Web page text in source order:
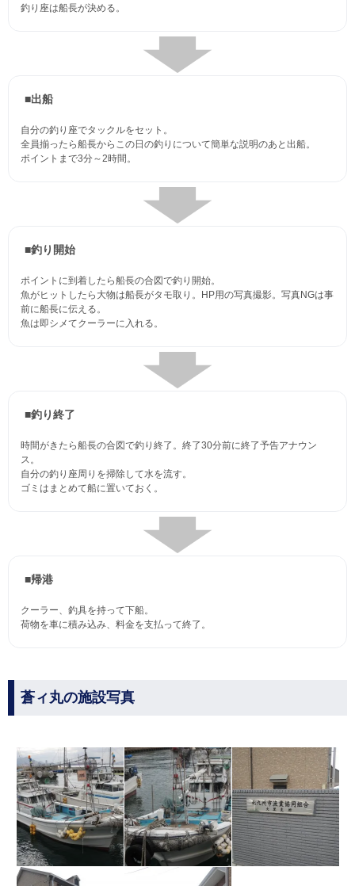
釣り座は船長が決める。
■出船
自分の釣り座でタックルをセット。
全員揃ったら船長からこの日の釣りについて簡単な説明のあと出船。
ポイントまで3分～2時間。
■釣り開始
ポイントに到着したら船長の合図で釣り開始。
魚がヒットしたら大物は船長がタモ取り。HP用の写真撮影。写真NGは事
前に船長に伝える。
魚は即シメてクーラーに入れる。
■釣り終了
時間がきたら船長の合図で釣り終了。終了30分前に終了予告アナウン
ス。
自分の釣り座周りを掃除して水を流す。
ゴミはまとめて船に置いておく。
■帰港
クーラー、釣具を持って下船。
荷物を車に積み込み、料金を支払って終了。
蒼ィ丸の施設写真